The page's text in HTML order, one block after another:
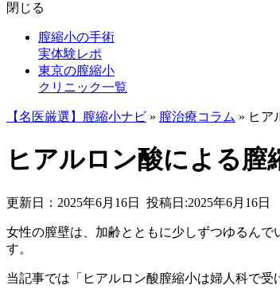
閉じる
膣縮小の手術
実体験レポ
東京の膣縮小
クリニック一覧
【名医厳選】膣縮小ナビ » 膣治療コラム » ヒア
ヒアルロン酸による膣
更新日：2025年6月16日 投稿日:2025年6月16日
女性の膣壁は、加齢とともに少しずつゆるん
す。
当記事では「ヒアルロン酸膣縮小は婦人科で